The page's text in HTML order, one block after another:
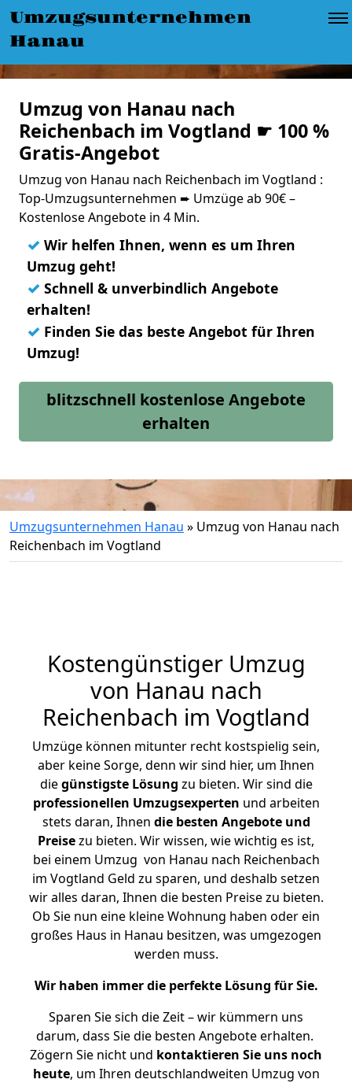
Umzugsunternehmen
Hanau
Umzug von Hanau nach
Reichenbach im Vogtland ☛ 100 %
Gratis-Angebot
Umzug von Hanau nach Reichenbach im Vogtland :
Top-Umzugsunternehmen ➨ Umzüge ab 90€ –
Kostenlose Angebote in 4 Min.
✓ Wir helfen Ihnen, wenn es um Ihren
Umzug geht!
✓ Schnell & unverbindlich Angebote
erhalten!
✓ Finden Sie das beste Angebot für Ihren
Umzug!
blitzschnell kostenlose Angebote
erhalten
Umzugsunternehmen Hanau » Umzug von Hanau nach
Reichenbach im Vogtland
Kostengünstiger Umzug
von Hanau nach
Reichenbach im Vogtland
Umzüge können mitunter recht kostspielig sein,
aber keine Sorge, denn wir sind hier, um Ihnen
diegünstigste Lösung zu bieten. Wir sind die
professionellen Umzugsexperten und arbeiten
stets daran, Ihnen die besten Angebote und
Preisezu bieten. Wir wissen, wie wichtig es ist,
bei einem Umzug von Hanau nach Reichenbach
im Vogtland Geld zu sparen, und deshalb setzen
wir alles daran, Ihnen die besten Preise zu bieten.
Ob Sie nun eine kleine Wohnung haben oder ein
großes Haus in Hanau besitzen, was umgezogen
werden muss.
Wir haben immer die perfekte Lösung für Sie.
Sparen Sie sich die Zeit – wir kümmern uns
darum, dass Sie die besten Angebote erhalten.
Zögern Sie nicht und kontaktieren Sie uns noch
heute, um Ihren deutschlandweiten Umzug von